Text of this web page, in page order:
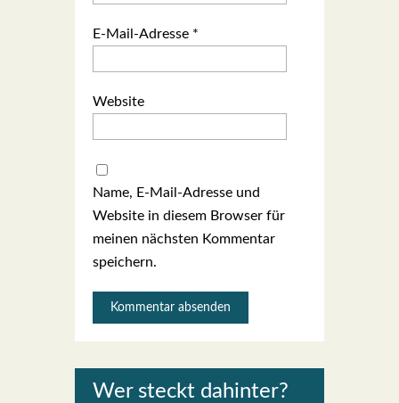
E-Mail-Adresse *
Website
Name, E-Mail-Adresse und
Website in diesem Browser für
meinen nächsten Kommentar
speichern.
Wer steckt dahin­ter?